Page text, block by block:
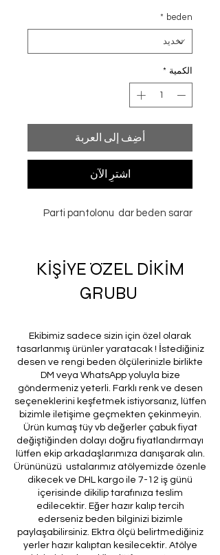
beden
*
الكمية *
أضِف إلى العربة
اشترِ الآن
Parti pantolonu dar beden sarar
KİŞİYE ÖZEL DİKİM
GRUBU
Ekibimiz sadece sizin için özel olarak
tasarlanmış ürünler yaratacak ! İstediğiniz
desen ve rengi beden ölçülerinizle birlikte
DM veya WhatsApp yoluyla bize
göndermeniz yeterli. Farklı renk ve desen
seçeneklerini keşfetmek istiyorsanız, lütfen
bizimle iletişime geçmekten çekinmeyin.
Ürün kumaş tüy vb değerler çabuk fiyat
değiştiğinden dolayı doğru fiyatlandırmayı
lütfen ekip arkadaşlarımıza danışarak alın.
Ürününüzü ustalarımız atölyemizde özenle
dikecek ve DHL kargo ile 7-12 iş günü
içerisinde dikilip tarafınıza teslim
edilecektir. Eğer hazır kalıp tercih
ederseniz beden bilginizi bizimle
paylaşabilirsiniz. Ektra ölçü belirtmediğiniz
yerler hazır kalıptan kesilecektir. Atölye